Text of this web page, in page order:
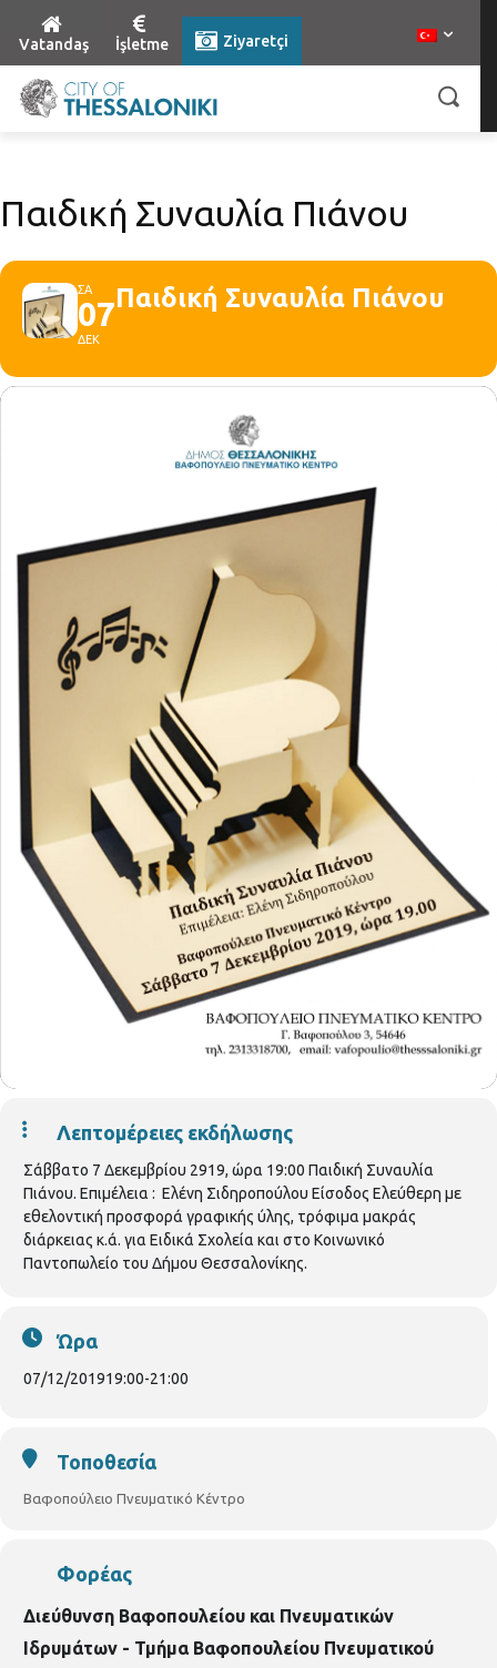
Vatandaş İşletme Ziyaretçi
Παιδική Συναυλία Πιάνου
ΣΑ
07
ΔΕΚ
Παιδική Συναυλία Πιάνου
Λεπτομέρειες εκδήλωσης
Σάββατο 7 Δεκεμβρίου 2919, ώρα 19:00 Παιδική Συναυλία
Πιάνου. Επιμέλεια : Ελένη Σιδηροπούλου Είσοδος Ελεύθερη με
εθελοντική προσφορά γραφικής ύλης, τρόφιμα μακράς
διάρκειας κ.ά. για Ειδικά Σχολεία και στο Κοινωνικό
Παντοπωλείο του Δήμου Θεσσαλονίκης.
Ώρα
07/12/201919:00-21:00
Τοποθεσία
Βαφοπούλειο Πνευματικό Κέντρο
Φορέας
Διεύθυνση Βαφοπουλείου και Πνευματικών
Ιδρυμάτων - Τμήμα Βαφοπουλείου Πνευματικού